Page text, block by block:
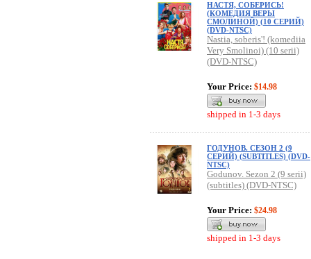
НАСТЯ, СОБЕРИСЬ!
(КОМЕДИЯ ВЕРЫ
СМОЛИНОЙ) (10 СЕРИЙ)
(DVD-NTSC)
Nastia, soberis'! (komediia
Very Smolinoi) (10 serii)
(DVD-NTSC)
Your Price: $14.98
shipped in 1-3 days
ГОДУНОВ. СЕЗОН 2 (9
СЕРИЙ) (SUBTITLES) (DVD-
NTSC)
Godunov. Sezon 2 (9 serii)
(subtitles) (DVD-NTSC)
Your Price: $24.98
shipped in 1-3 days